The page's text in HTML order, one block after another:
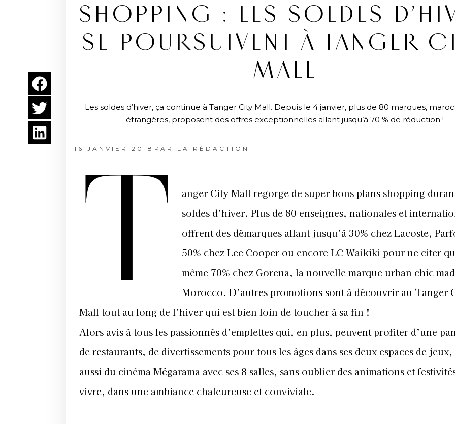
SHOPPING : LES SOLDES
SE POURSUIVENT À TANGER
MALL
Les soldes d’hiver, ça continue à Tanger City Mall. Depuis le 4 janvier, plus de 80 marques,
étrangères, proposent des offres exceptionnelles allant jusqu’à 70 % de réduction !
16 JANVIER 2018 PAR LA RÉDACTION
T
anger City Mall regorge de super bons plans shopping
soldes d’hiver. Plus de 80 enseignes, nationales et
offrent des démarques allant jusqu’à 30% chez Lacoste,
50% chez Lee Cooper ou encore LC Waikiki pour ne citer
même 70% chez Gorena, la nouvelle marque urban chic
Morocco. D’autres promotions sont à découvrir au Tanger
Mall tout au long de l’hiver qui est bien loin de toucher à sa fin !
Alors avis à tous les passionnés d’emplettes qui, en plus, peuvent profiter d’une
de restaurants, de divertissements pour tous les âges dans ses deux espaces de jeux,
aussi du cinéma Mégarama avec ses 8 salles, sans oublier des animations et
vivre, dans une ambiance chaleureuse et conviviale.